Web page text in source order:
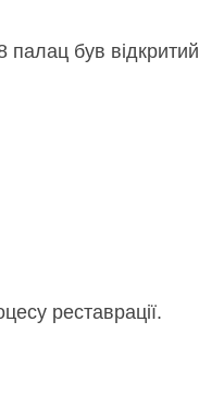
палац був відкритий
реставрації.